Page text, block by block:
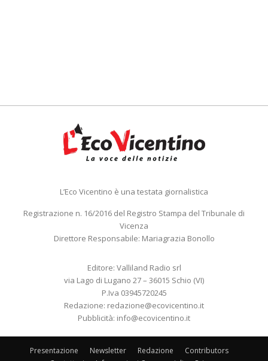
L’Eco Vicentino è una testata giornalistica
Registrazione n. 16/2016 del Registro Stampa del Tribunale di
Vicenza
Direttore Responsabile: Mariagrazia Bonollo
Editore: Valliland Radio srl
via Lago di Lugano 27 – 36015 Schio (VI)
P.Iva 03945720245
Redazione: redazione@ecovicentino.it
Pubblicità: info@ecovicentino.it
Presentazione Newsletter Redazione
Contributors